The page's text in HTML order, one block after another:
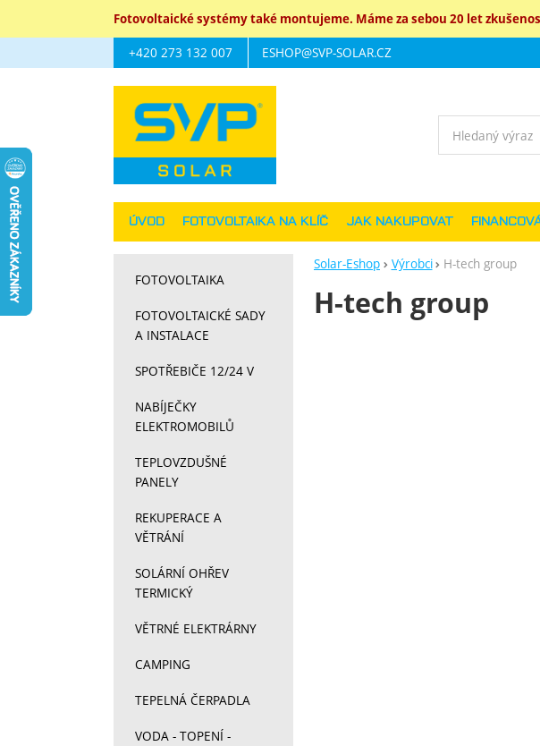
Fotovoltaické systémy také montujeme. Máme za sebou 20 let
Solar-Eshop Výrobci H-tech group
H-tech group
FOTOVOLTAIKA
FOTOVOLTAICKÉ SADY
A INSTALACE
SPOTŘEBIČE 12/24 V
NABÍJEČKY
ELEKTROMOBILŮ
TEPLOVZDUŠNÉ
PANELY
REKUPERACE A
VĚTRÁNÍ
SOLÁRNÍ OHŘEV
TERMICKÝ
VĚTRNÉ ELEKTRÁRNY
CAMPING
TEPELNÁ ČERPADLA
VODA - TOPENÍ -
Navigace
+420 273 132 007 ESHOP@SVP-SOLAR.CZ
ÚVOD FOTOVOLTAIKA NA KLÍČ JAK NAKUPOVAT